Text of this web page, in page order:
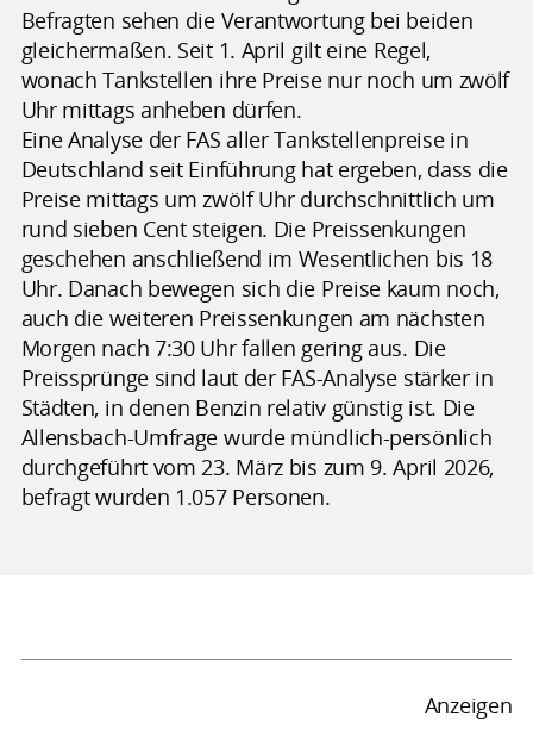
Befragten sehen die Verantwortung bei beiden
gleichermaßen. Seit 1. April gilt eine Regel,
wonach Tankstellen ihre Preise nur noch um zwölf
Uhr mittags anheben dürfen.
Eine Analyse der FAS aller Tankstellenpreise in
Deutschland seit Einführung hat ergeben, dass die
Preise mittags um zwölf Uhr durchschnittlich um
rund sieben Cent steigen. Die Preissenkungen
geschehen anschließend im Wesentlichen bis 18
Uhr. Danach bewegen sich die Preise kaum noch,
auch die weiteren Preissenkungen am nächsten
Morgen nach 7:30 Uhr fallen gering aus. Die
Preissprünge sind laut der FAS-Analyse stärker in
Städten, in denen Benzin relativ günstig ist. Die
Allensbach-Umfrage wurde mündlich-persönlich
durchgeführt vom 23. März bis zum 9. April 2026,
befragt wurden 1.057 Personen.
Anzeigen